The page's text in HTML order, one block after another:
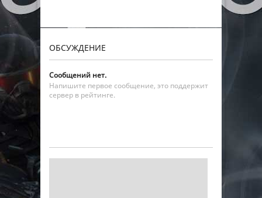
ОБСУЖДЕНИЕ
Сообщений нет.
Напишите первое сообщение, это поддержит
сервер в рейтинге.